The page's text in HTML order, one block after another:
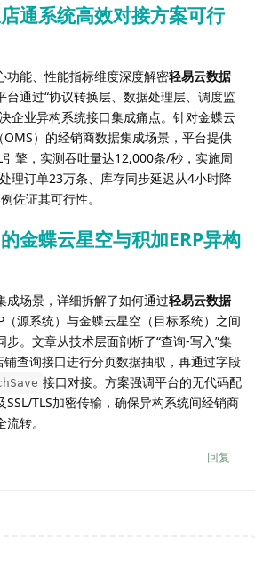
通系统高效对接方案可行
功能、性能指标维度深度解密轻易云数据
台通过“协议转换层、数据处理层、调度监
企业异构系统接口集成痛点。针对金蝶云
OMS）的经销商数据集成场景，平台提供
擎，实测吞吐量达12,000条/秒，实施周
理订单23万条、库存同步延迟从4小时降
佐证其可行性。
金蝶云星空与积加ERP异构
成场景，详细拆解了如何通过轻易云数据
（源系统）与金蝶云星空（目标系统）之间
。文章从技术层面剖析了“查询-写入”集
铺查询接口进行分页数据抽取，再通过字段
接口对接。方案强调平台的无代码配
TLS加密传输，确保异构系统间经销商
转。
回复